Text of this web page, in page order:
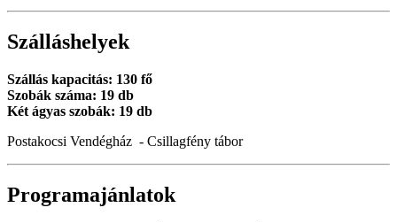
Szálláshelyek
Szállás kapacitás: 130 fő
Szobák száma: 19 db
Két ágyas szobák: 19 db
Postakocsi Vendégház - Csillagfény tábor
Programajánlatok